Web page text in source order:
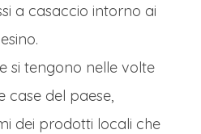
a casaccio intorno ai
si tengono nelle volte
case del paese,
dei prodotti locali che